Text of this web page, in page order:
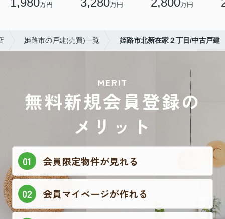
万円 万円 万円
姫路市の戸建(売買)一覧 姫路市北新在家２丁目/中古戸建
MERIT
無料新規会員登録の
メリット
会員限定物件が見れる
会員マイページが作れる